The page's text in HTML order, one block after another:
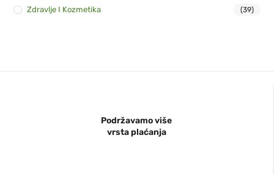
Zdravlje I Kozmetika (39)
Podržavamo više
vrsta plaćanja